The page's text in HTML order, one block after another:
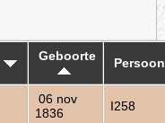
Geboorte
06 nov
1836
I258